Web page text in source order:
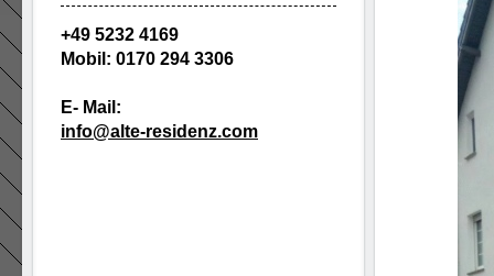
+49 5232 4169
Mobil: 0170 294 3306
E- Mail:
info@alte-residenz.com